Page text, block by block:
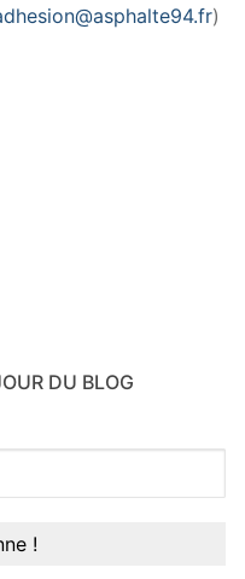
)
DU BLOG